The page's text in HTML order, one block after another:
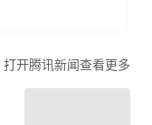
打开腾讯新闻查看更多